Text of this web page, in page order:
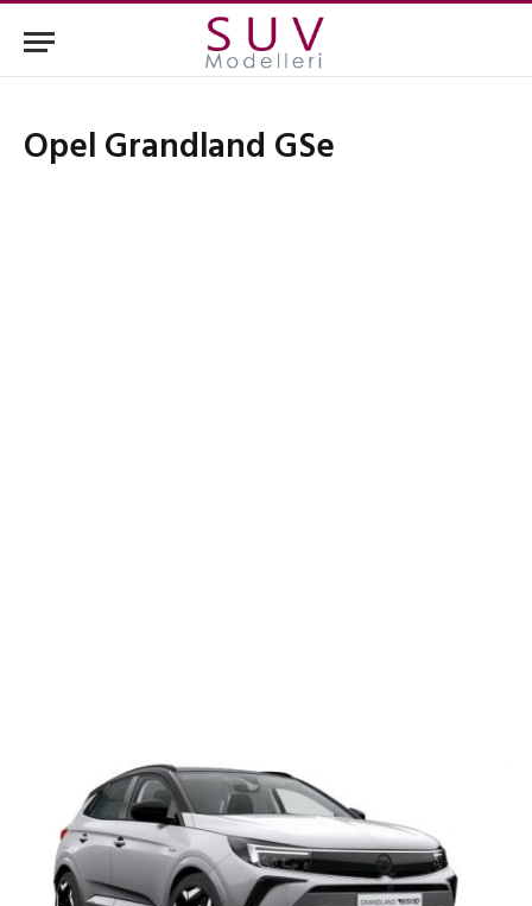
Opel Grandland GSe